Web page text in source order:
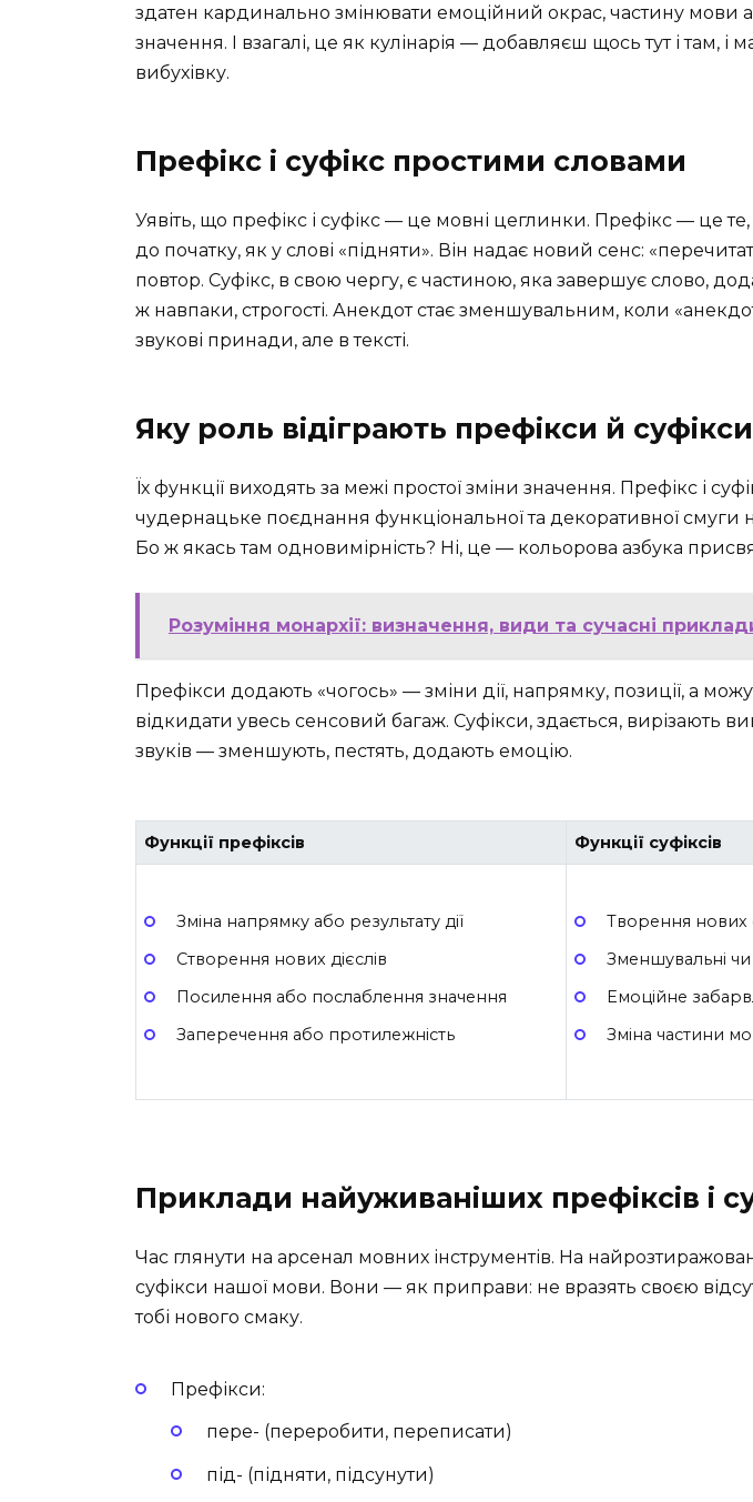
здатен кардинально змінювати емоційний окрас, частину мови
значення. І взагалі, це як кулінарія — добавляєш щось тут і там, і
вибухівку.
Префікс і суфікс простими словами
Уявіть, що префікс і суфікс — це мовні цеглинки. Префікс — це
до початку, як у слові «підняти». Він надає новий сенс:
повтор. Суфікс, в свою чергу, є частиною, яка завершує слово,
ж навпаки, строгості. Анекдот стає зменшувальним, коли
звукові принади, але в тексті.
Яку роль відіграють префікси й
Їх функції виходять за межі простої зміни значення. Префікс і
чудернацьке поєднання функціональної та декоративної смуги
Бо ж якась там одновимірність? Ні, це — кольорова азбука
Розуміння монархії: визначення, види та сучасні
Префікси додають «чогось» — зміни дії, напрямку, позиції, а
відкидати увесь сенсовий багаж. Суфікси, здається, вирізають
звуків — зменшують, пестять, додають емоцію.
Функції префіксів Функції суфіксів
Зміна напрямку або результату дії
Створення нових дієслів
Посилення або послаблення значення
Заперечення або протилежність
Творення нових
Зменшувальні
Емоційне
Зміна частини
Приклади найуживаніших префіксів і
Час глянути на арсенал мовних інструментів. На
суфікси нашої мови. Вони — як приправи: не вразять своєю
тобі нового смаку.
Префікси:
пере- (переробити, переписати)
під- (підняти, підсунути)